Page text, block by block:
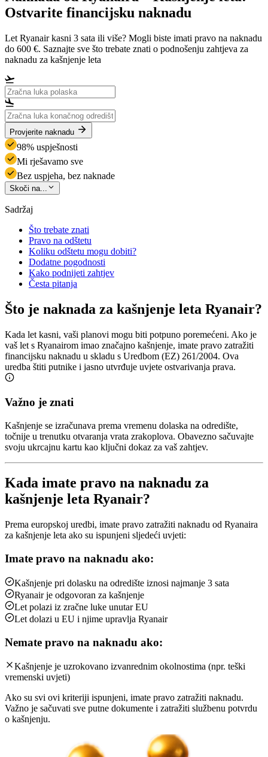
Ostvarite financijsku naknadu
Let Ryanair kasni 3 sata ili više? Mogli biste imati pravo na naknadu
do 600 €. Saznajte sve što trebate znati o podnošenju zahtjeva za
naknadu za kašnjenje leta
Provjerite naknadu
98% uspješnosti
Mi rješavamo sve
Bez uspjeha, bez naknade
Skoči na...
Sadržaj
Što trebate znati
Pravo na odštetu
Koliku odštetu mogu dobiti?
Dodatne pogodnosti
Kako podnijeti zahtjev
Česta pitanja
Što je naknada za kašnjenje leta Ryanair?
Kada let kasni, vaši planovi mogu biti potpuno poremećeni. Ako je
vaš let s Ryanairom imao značajno kašnjenje, imate pravo zatražiti
financijsku naknadu u skladu s Uredbom (EZ) 261/2004. Ova
uredba štiti putnike i jasno utvrđuje uvjete ostvarivanja prava.
Važno je znati
Kašnjenje se izračunava prema vremenu dolaska na odredište,
točnije u trenutku otvaranja vrata zrakoplova. Obavezno sačuvajte
svoju ukrcajnu kartu kao ključni dokaz za vaš zahtjev.
Kada imate pravo na naknadu za
kašnjenje leta Ryanair?
Prema europskoj uredbi, imate pravo zatražiti naknadu od Ryanaira
za kašnjenje leta ako su ispunjeni sljedeći uvjeti:
Imate pravo na naknadu ako:
Kašnjenje pri dolasku na odredište iznosi najmanje 3 sata
Ryanair je odgovoran za kašnjenje
Let polazi iz zračne luke unutar EU
Let dolazi u EU i njime upravlja Ryanair
Nemate pravo na naknadu ako:
Kašnjenje je uzrokovano izvanrednim okolnostima (npr. teški
vremenski uvjeti)
Ako su svi ovi kriteriji ispunjeni, imate pravo zatražiti naknadu.
Važno je sačuvati sve putne dokumente i zatražiti službenu potvrdu
o kašnjenju.